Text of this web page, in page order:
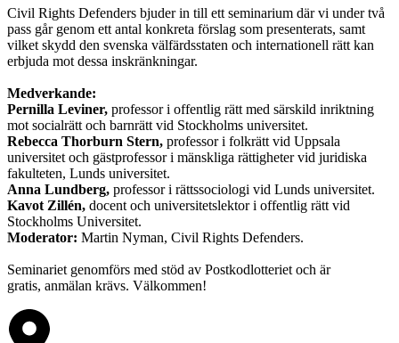
Civil Rights Defenders bjuder in till ett seminarium där vi under två
pass går genom ett antal konkreta förslag som presenterats, samt
vilket skydd den svenska välfärdsstaten och internationell rätt kan
erbjuda mot dessa inskränkningar.
Medverkande:
Pernilla Leviner, professor i offentlig rätt med särskild inriktning
mot socialrätt och barnrätt vid Stockholms universitet.
Rebecca Thorburn Stern, professor i folkrätt vid Uppsala
universitet och gästprofessor i mänskliga rättigheter vid juridiska
fakulteten, Lunds universitet.
Anna Lundberg, professor i rättssociologi vid Lunds universitet.
Kavot Zillén, docent och universitetslektor i offentlig rätt vid
Stockholms Universitet.
Moderator: Martin Nyman, Civil Rights Defenders.
Seminariet genomförs med stöd av Postkodlotteriet och är
gratis, anmälan krävs. Välkommen!